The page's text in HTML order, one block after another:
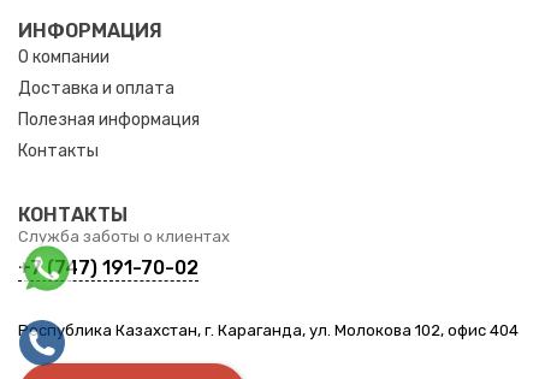
ИНФОРМАЦИЯ
О компании
Доставка и оплата
Полезная информация
Контакты
КОНТАКТЫ
Служба заботы о клиентах
+7 (747) 191-70-02
Республика Казахстан, г. Караганда, ул. Молокова 102, офис 404